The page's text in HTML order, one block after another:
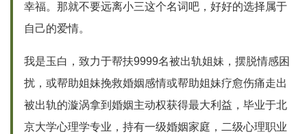
幸福。那就不要远离小三这个名词吧，好好的选择属于
自己的爱情。
我是玉白，致力于帮扶9999名被出轨姐妹，摆脱情感困
扰，或帮助姐妹挽救婚姻感情或帮助姐妹疗愈伤痛走出
被出轨的漩涡拿到婚姻主动权获得最大利益，毕业于北
京大学心理学专业，持有一级婚姻家庭，二级心理职业